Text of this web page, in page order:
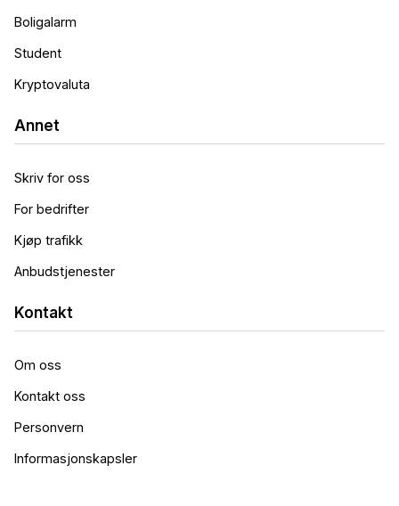
Boligalarm
Student
Kryptovaluta
Annet
Skriv for oss
For bedrifter
Kjøp trafikk
Anbudstjenester
Kontakt
Om oss
Kontakt oss
Personvern
Informasjonskapsler